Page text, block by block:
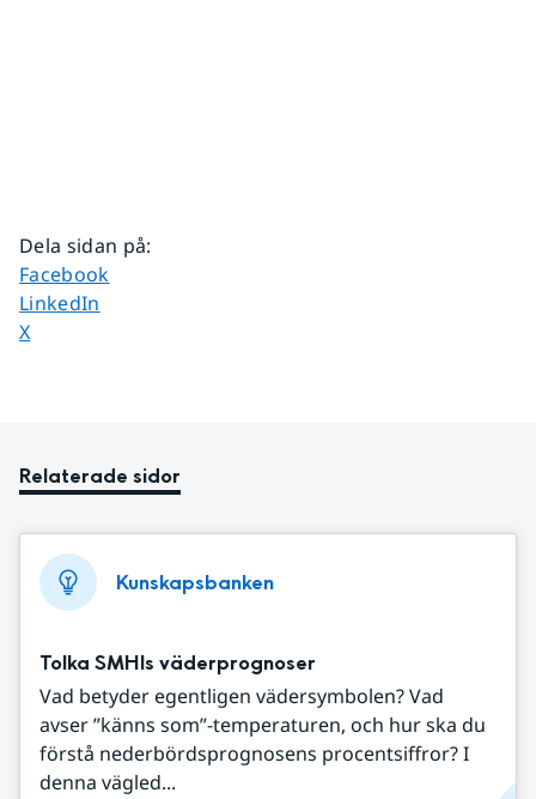
Dela sidan på:
Dela sidan på
Facebook
Dela sidan på
LinkedIn
Dela sidan på
X
Relaterade sidor
Kunskapsbanken
Tolka SMHIs väderprognoser
Vad betyder egentligen vädersymbolen? Vad
avser ”känns som”-temperaturen, och hur ska du
förstå nederbördsprognosens procentsiffror? I
denna vägled...